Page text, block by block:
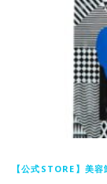
【公式STORE】美